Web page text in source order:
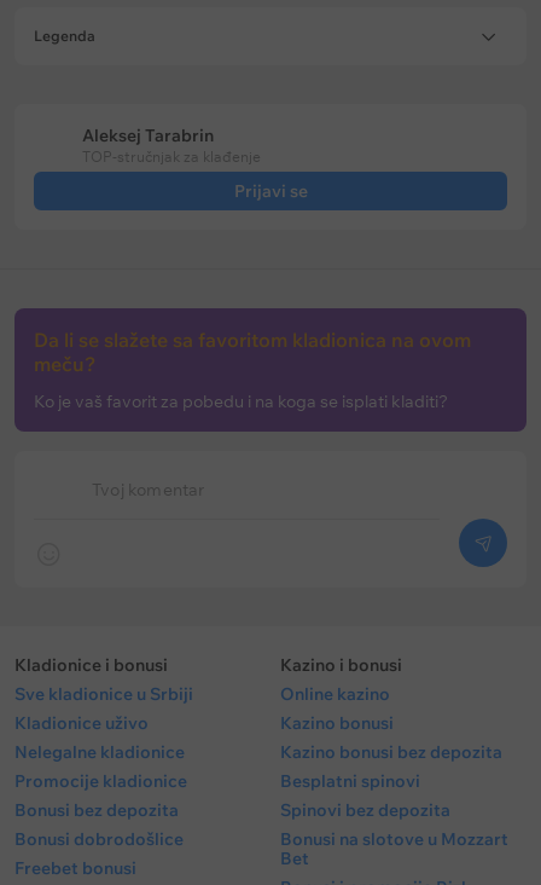
Legenda
Aleksej Tarabrin
TOP-stručnjak za klađenje
Prijavi se
Tvoj komentar
Da li se slažete sa favoritom kladionica na ovom
meču?
Ko je vaš favorit za pobedu i na koga se isplati kladiti?
Kladionice i bonusi
Sve kladionice u Srbiji
Kladionice uživo
Nelegalne kladionice
Promocije kladionice
Bonusi bez depozita
Bonusi dobrodošlice
Freebet bonusi
Kazino i bonusi
Online kazino
Kazino bonusi
Kazino bonusi bez depozita
Besplatni spinovi
Spinovi bez depozita
Bonusi na slotove u Mozzart
Bet